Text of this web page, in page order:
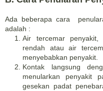
Ada beberapa cara
adalah :
Air tercemar penyakit,
rendah atau air
menyebabkan penyakit.
Kontak langsung
menularkan penyakit
gesekan padat